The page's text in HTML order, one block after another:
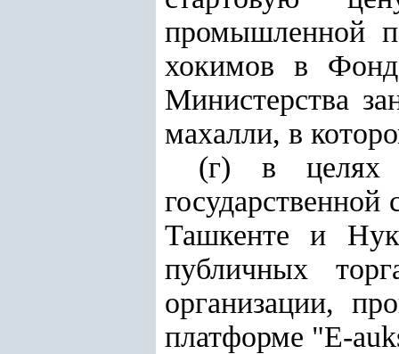
промышленной
хокимов в Фонд
Министерства
махалли, в
(г) в целях
государственной
Ташкенте и
публичных
организации,
платформе "E-